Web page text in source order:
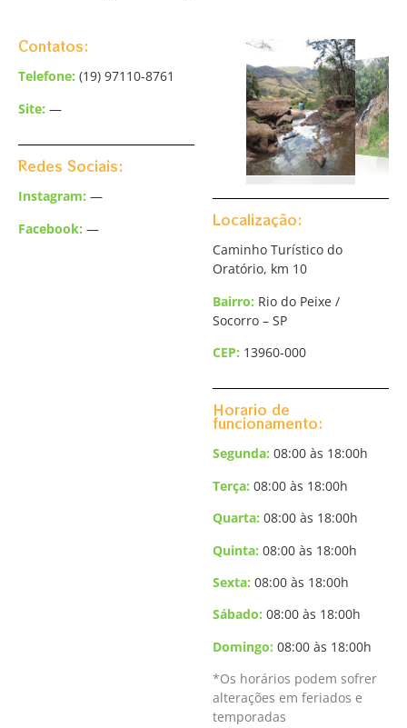
Contatos:
Telefone: (19) 97110-8761
Site: —
Redes Sociais:
Instagram: —
Facebook: — Localização:
Caminho Turístico do
Oratório, km 10
Bairro: Rio do Peixe /
Socorro – SP
CEP: 13960-000
Horario de
funcionamento:
Segunda: 08:00 às 18:00h
Terça: 08:00 às 18:00h
Quarta: 08:00 às 18:00h
Quinta: 08:00 às 18:00h
Sexta: 08:00 às 18:00h
Sábado: 08:00 às 18:00h
Domingo: 08:00 às 18:00h
*Os horários podem sofrer
alterações em feriados e
temporadas